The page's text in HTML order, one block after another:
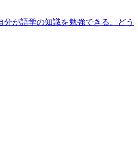
が語学の知識を勉強できる。どう